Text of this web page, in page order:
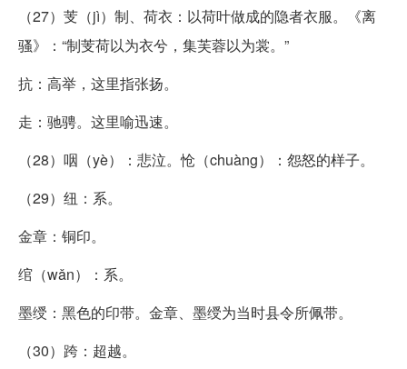
（27）芰（jì）制、荷衣：以荷叶做成的隐者衣服。《离
骚》：“制芰荷以为衣兮，集芙蓉以为裳。”
抗：高举，这里指张扬。
走：驰骋。这里喻迅速。
（28）咽（yè）：悲泣。怆（chuàng）：怨怒的样子。
（29）纽：系。
金章：铜印。
绾（wǎn）：系。
墨绶：黑色的印带。金章、墨绶为当时县令所佩带。
（30）跨：超越。